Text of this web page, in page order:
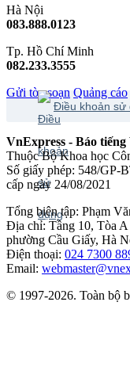
Hà Nội
083.888.0123
Tp. Hồ Chí Minh
082.233.3555
Gửi tòa soạn Quảng cáo
Điều khoản sử
VnExpress - Báo
Thuộc Bộ Khoa học
Số giấy phép: 548/GP-
cấp ngày 24/08/2021
Tổng biên tập: Phạm
Địa chỉ: Tầng 10, Tòa A
phường Cầu Giấy, Hà
Điện thoại: 024 7300
Email:
© 1997-2026. Toàn bộ